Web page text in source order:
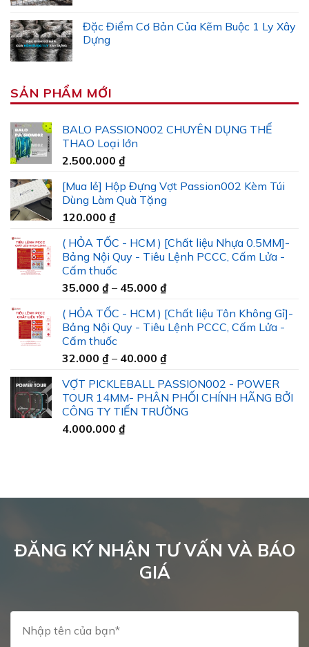
Đặc Điểm Cơ Bản Của Kẽm Buộc 1 Ly Xây
Dựng
SẢN PHẨM MỚI
BALO PASSION002 CHUYÊN DỤNG THỂ
THAO Loại lớn
2.500.000 ₫
[Mua lẻ] Hộp Đựng Vợt Passion002 Kèm Túi
Dùng Làm Quà Tặng
120.000 ₫
( HỎA TỐC - HCM ) [Chất liệu Nhựa 0.5MM]-
Bảng Nội Quy - Tiêu Lệnh PCCC, Cấm Lửa -
Cấm thuốc
35.000 ₫ – 45.000 ₫Khoảng
từ
35.000 ₫
45.000 ₫
( HỎA TỐC - HCM ) [Chất liệu Tôn Không Gỉ]-
Bảng Nội Quy - Tiêu Lệnh PCCC, Cấm Lửa -
Cấm thuốc
32.000 ₫ – 40.000 ₫Khoảng
từ
32.000 ₫
đến
VỢT PICKLEBALL PASSION002 - POWER
TOUR 14MM- PHÂN PHỐI CHÍNH HÃNG BỞI
CÔNG TY TIẾN TRƯỜNG
4.000.000 ₫
ĐĂNG KÝ NHẬN TƯ VẤN VÀ BÁO
GIÁ